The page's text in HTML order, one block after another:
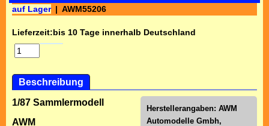
auf Lager AWM55206
Lieferzeit:bis 10 Tage innerhalb Deutschland
Beschreibung
Herstellerangaben: AWM
Automodelle Gmbh,
1/87 Sammlermodell
AWM